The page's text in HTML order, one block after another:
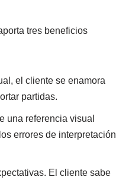
tres beneficios
el cliente se enamora
partidas.
una referencia visual
errores de interpretación
El cliente sabe